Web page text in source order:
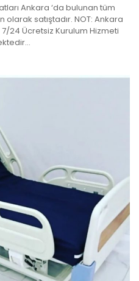
Ankara ‘da bulunan tüm
olarak satıştadır. NOT: Ankara
24 Ücretsiz Kurulum Hizmeti